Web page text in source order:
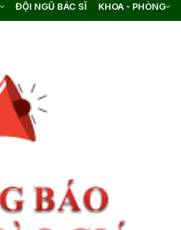
ĐỘI NGŨ BÁC SĨ KHOA - PHÒNG